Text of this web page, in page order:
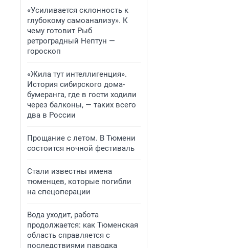
«Усиливается склонность к
глубокому самоанализу». К
чему готовит Рыб
ретроградный Нептун —
гороскоп
«Жила тут интеллигенция».
История сибирского дома-
бумеранга, где в гости ходили
через балконы, — таких всего
два в России
Прощание с летом. В Тюмени
состоится ночной фестиваль
Стали известны имена
тюменцев, которые погибли
на спецоперации
Вода уходит, работа
продолжается: как Тюменская
область справляется с
последствиями паводка